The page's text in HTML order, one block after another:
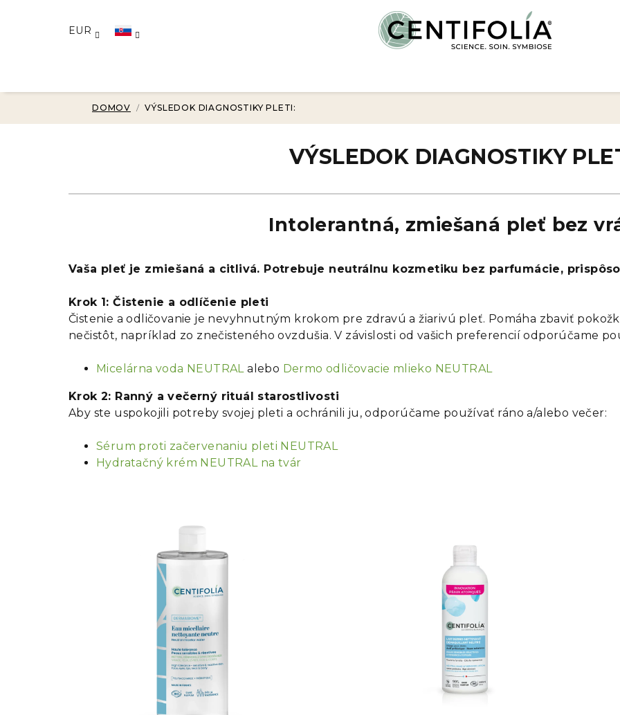
EUR
DOMOV / VÝSLEDOK DIAGNOSTIKY PLETI:
VÝSLEDOK DIAGNOSTIKY
Intolerantná, zmiešaná pleť bez
Vaša pleť je zmiešaná a citlivá. Potrebuje neutrálnu kozmetiku bez parfumácie,
Krok 1: Čistenie a odlíčenie pleti
Čistenie a odličovanie je nevyhnutným krokom pre zdravú a žiarivú pleť. Pomáha zbaviť
nečistôt, napríklad zo znečisteného ovzdušia. V závislosti od vašich preferencií odporúčame
Micelárna voda NEUTRALalebo Dermo odličovacie mlieko NEUTRAL
Krok 2: Ranný a večerný rituál starostlivosti
Aby ste uspokojili potreby svojej pleti a ochránili ju, odporúčame používať ráno a/alebo večer:
Sérum proti začervenaniu pleti NEUTRAL
Hydratačný krém NEUTRAL na tvár